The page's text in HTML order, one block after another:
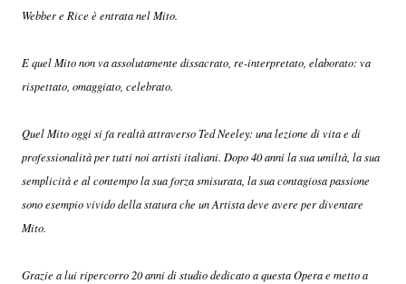
Webber e Rice è entrata nel Mito.
E quel Mito non va assolutamente dissacrato, re-interpretato, elaborato: va
rispettato, omaggiato, celebrato.
Quel Mito oggi si fa realtà attraverso Ted Neeley: una lezione di vita e di
professionalità per tutti noi artisti italiani. Dopo 40 anni la sua umiltà, la sua
semplicità e al contempo la sua forza smisurata, la sua contagiosa passione
sono esempio vivido della statura che un Artista deve avere per diventare
Mito.
Grazie a lui ripercorro 20 anni di studio dedicato a questa Opera e metto a